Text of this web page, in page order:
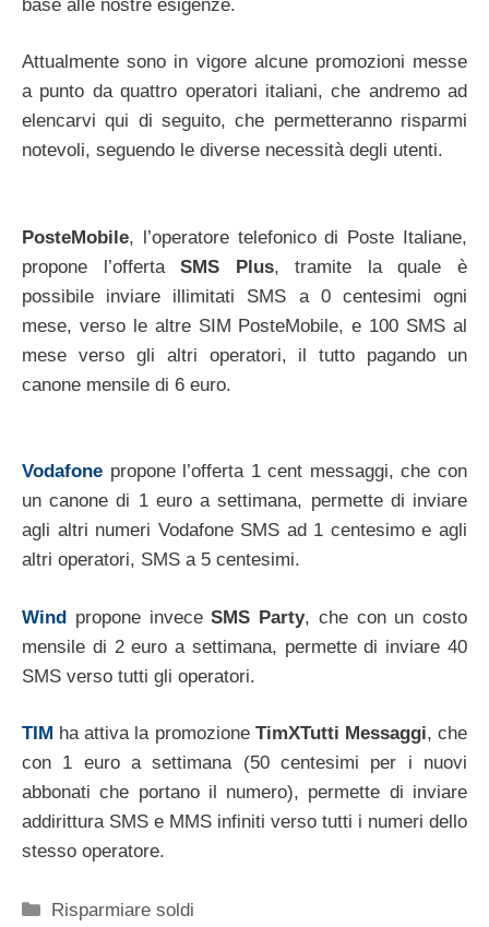
base alle nostre esigenze.
Attualmente sono in vigore alcune promozioni messe
a punto da quattro operatori italiani, che andremo ad
elencarvi qui di seguito, che permetteranno risparmi
notevoli, seguendo le diverse necessità degli utenti.
PosteMobile, l’operatore telefonico di Poste Italiane,
propone l’offertaSMS Plus, tramite la quale è
possibile inviare illimitati SMS a 0 centesimi ogni
mese, verso le altre SIM PosteMobile, e 100 SMS al
mese verso gli altri operatori, il tutto pagando un
canone mensile di 6 euro.
Vodafone propone l’offerta 1 cent messaggi, che con
un canone di 1 euro a settimana, permette di inviare
agli altri numeri Vodafone SMS ad 1 centesimo e agli
altri operatori, SMS a 5 centesimi.
Wind propone inveceSMS Party, che con un costo
mensile di 2 euro a settimana, permette di inviare 40
SMS verso tutti gli operatori.
TIM ha attiva la promozione TimXTutti Messaggi, che
con 1 euro a settimana (50 centesimi per i nuovi
abbonati che portano il numero), permette di inviare
addirittura SMS e MMS infiniti verso tutti i numeri dello
stesso operatore.
Categorie
Risparmiare soldi